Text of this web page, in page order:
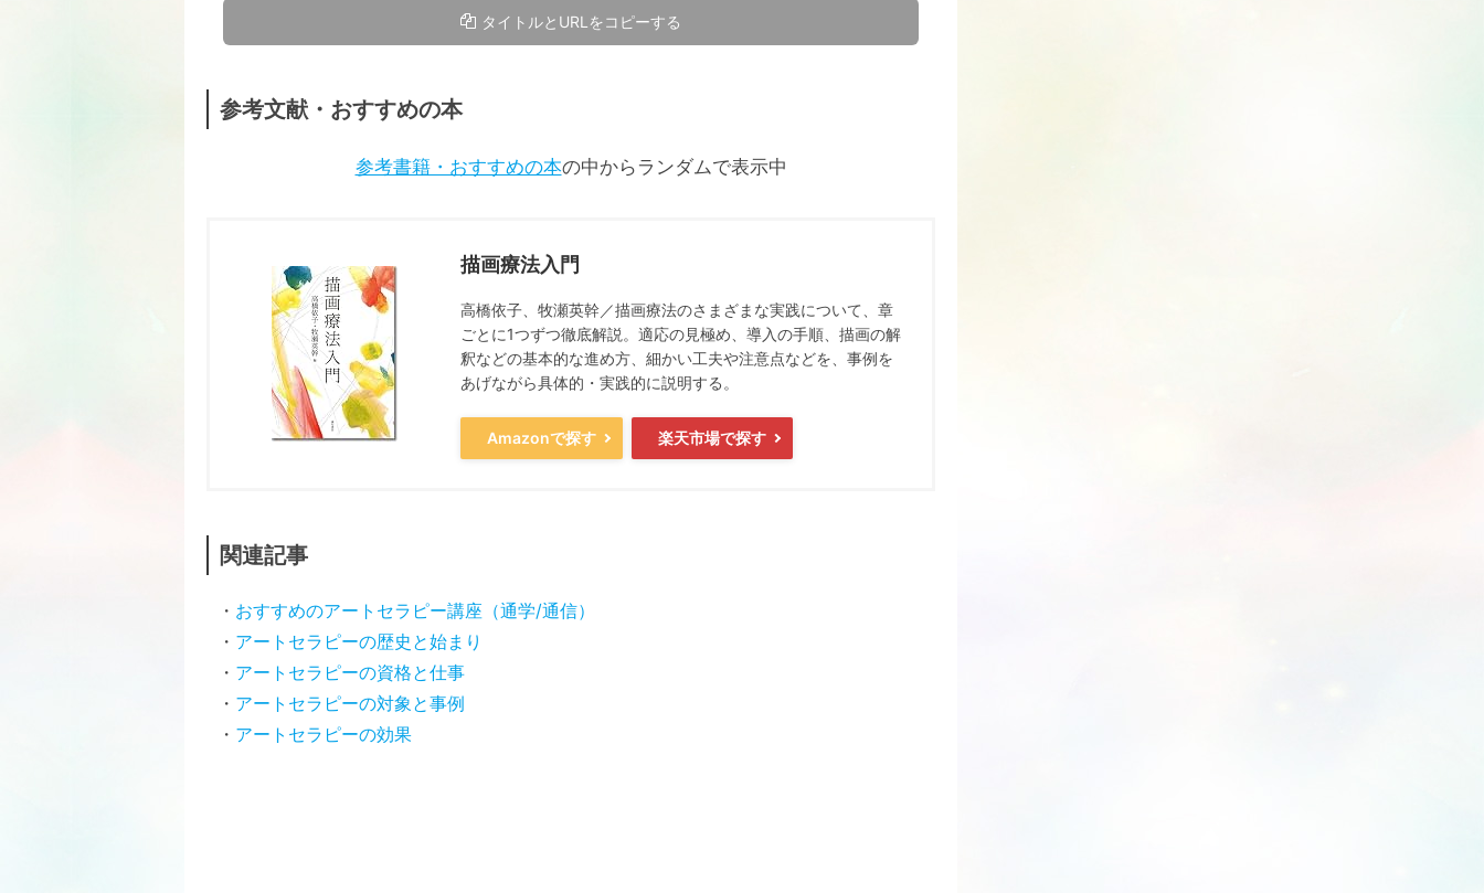
タイトルとURLをコピーする
参考文献・おすすめの本
参考書籍・おすすめの本の中からランダムで表示中
描画療法入門
高橋依子、牧瀬英幹／描画療法のさまざまな実践について、章
ごとに1つずつ徹底解説。適応の見極め、導入の手順、描画の解
釈などの基本的な進め方、細かい工夫や注意点などを、事例を
あげながら具体的・実践的に説明する。
Amazonで探す 楽天市場で探す
関連記事
おすすめのアートセラピー講座（通学/通信）
アートセラピーの歴史と始まり
アートセラピーの資格と仕事
アートセラピーの対象と事例
アートセラピーの効果